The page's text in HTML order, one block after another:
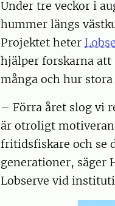
Under tre veckor i
hummer längs
Projektet heter
hjälper forskarna att
många och hur
– Förra året slog vi
är otroligt
fritidsfiskare och se
generationer, säger
Lobserve vid